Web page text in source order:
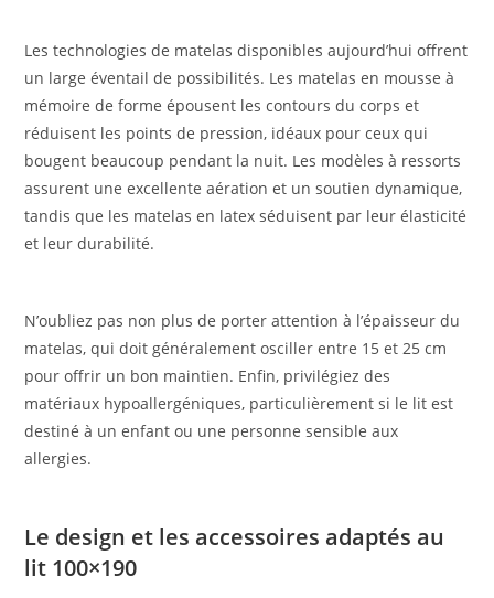
Les technologies de matelas disponibles aujourd’hui offrent
un large éventail de possibilités. Les matelas en mousse à
mémoire de forme épousent les contours du corps et
réduisent les points de pression, idéaux pour ceux qui
bougent beaucoup pendant la nuit. Les modèles à ressorts
assurent une excellente aération et un soutien dynamique,
tandis que les matelas en latex séduisent par leur élasticité
et leur durabilité.
N’oubliez pas non plus de porter attention à l’épaisseur du
matelas, qui doit généralement osciller entre 15 et 25 cm
pour offrir un bon maintien. Enfin, privilégiez des
matériaux hypoallergéniques, particulièrement si le lit est
destiné à un enfant ou une personne sensible aux
allergies.
Le design et les accessoires adaptés au
lit 100×190